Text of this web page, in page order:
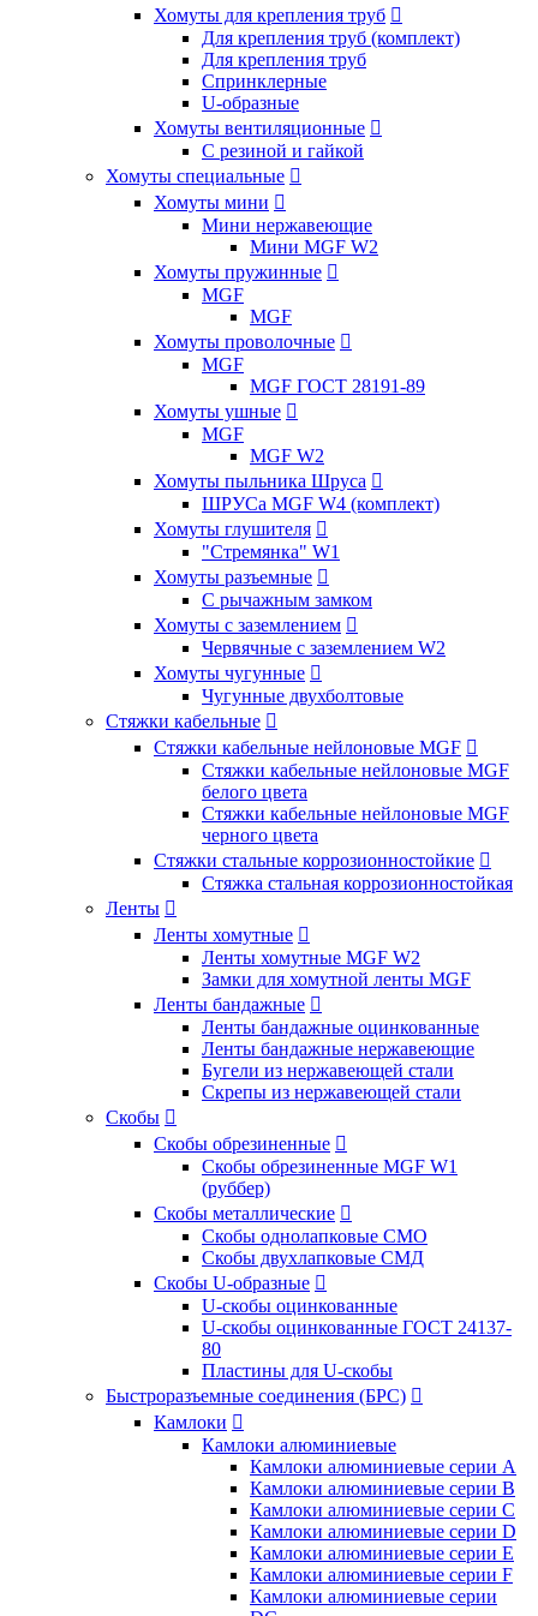
Хомуты для крепления труб 
Для крепления труб (комплект)
Для крепления труб
Спринклерные
U-образные
Хомуты вентиляционные 
С резиной и гайкой
Хомуты специальные 
Хомуты мини 
Мини нержавеющие
Мини MGF W2
Хомуты пружинные 
MGF
MGF
Хомуты проволочные 
MGF
MGF ГОСТ 28191-89
Хомуты ушные 
MGF
MGF W2
Хомуты пыльника Шруса 
ШРУСа MGF W4 (комплект)
Хомуты глушителя 
"Стремянка" W1
Хомуты разъемные 
С рычажным замком
Хомуты с заземлением 
Червячные с заземлением W2
Хомуты чугунные 
Чугунные двухболтовые
Стяжки кабельные 
Стяжки кабельные нейлоновые MGF 
Стяжки кабельные нейлоновые MGF
белого цвета
Стяжки кабельные нейлоновые MGF
черного цвета
Стяжки стальные коррозионностойкие 
Стяжка стальная коррозионностойкая
Ленты 
Ленты хомутные 
Ленты хомутные MGF W2
Замки для хомутной ленты MGF
Ленты бандажные 
Ленты бандажные оцинкованные
Ленты бандажные нержавеющие
Бугели из нержавеющей стали
Скрепы из нержавеющей стали
Скобы 
Скобы обрезиненные 
Скобы обрезиненные MGF W1
(руббер)
Скобы металлические 
Скобы однолапковые СМО
Скобы двухлапковые СМД
Скобы U-образные 
U-скобы оцинкованные
U-скобы оцинкованные ГОСТ 24137-
80
Пластины для U-скобы
Быстроразъемные соединения (БРС) 
Камлоки 
Камлоки алюминиевые
Камлоки алюминиевые серии А
Камлоки алюминиевые серии B
Камлоки алюминиевые серии C
Камлоки алюминиевые серии D
Камлоки алюминиевые серии E
Камлоки алюминиевые серии F
Камлоки алюминиевые серии